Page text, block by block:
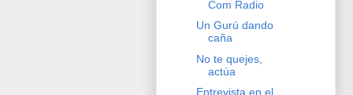
Com Radio
Un Gurú dando
caña
No te quejes,
actúa
Entrevista en el